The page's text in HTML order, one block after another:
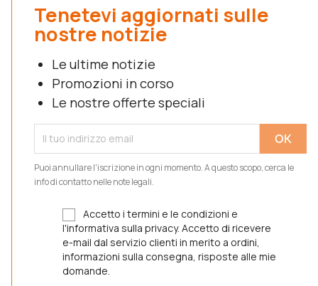
Tenetevi aggiornati sulle
nostre notizie
Le ultime notizie
Promozioni in corso
Le nostre offerte speciali
Puoi annullare l'iscrizione in ogni momento. A questo scopo, cerca le
info di contatto nelle note legali.
Accetto i termini e le condizioni e
l'informativa sulla privacy. Accetto di ricevere
e-mail dal servizio clienti in merito a ordini,
informazioni sulla consegna, risposte alle mie
domande.